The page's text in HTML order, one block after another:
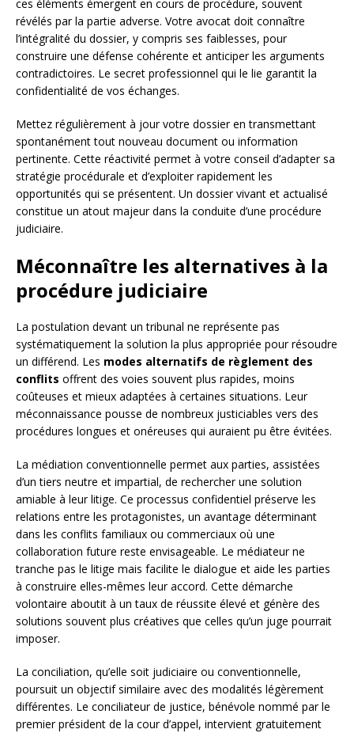
ces éléments émergent en cours de procédure, souvent
révélés par la partie adverse. Votre avocat doit connaître
l’intégralité du dossier, y compris ses faiblesses, pour
construire une défense cohérente et anticiper les arguments
contradictoires. Le secret professionnel qui le lie garantit la
confidentialité de vos échanges.
Mettez régulièrement à jour votre dossier en transmettant
spontanément tout nouveau document ou information
pertinente. Cette réactivité permet à votre conseil d’adapter sa
stratégie procédurale et d’exploiter rapidement les
opportunités qui se présentent. Un dossier vivant et actualisé
constitue un atout majeur dans la conduite d’une procédure
judiciaire.
Méconnaître les alternatives à la
procédure judiciaire
La postulation devant un tribunal ne représente pas
systématiquement la solution la plus appropriée pour résoudre
un différend. Les modes alternatifs de règlement des
conflits offrent des voies souvent plus rapides, moins
coûteuses et mieux adaptées à certaines situations. Leur
méconnaissance pousse de nombreux justiciables vers des
procédures longues et onéreuses qui auraient pu être évitées.
La médiation conventionnelle permet aux parties, assistées
d’un tiers neutre et impartial, de rechercher une solution
amiable à leur litige. Ce processus confidentiel préserve les
relations entre les protagonistes, un avantage déterminant
dans les conflits familiaux ou commerciaux où une
collaboration future reste envisageable. Le médiateur ne
tranche pas le litige mais facilite le dialogue et aide les parties
à construire elles-mêmes leur accord. Cette démarche
volontaire aboutit à un taux de réussite élevé et génère des
solutions souvent plus créatives que celles qu’un juge pourrait
imposer.
La conciliation, qu’elle soit judiciaire ou conventionnelle,
poursuit un objectif similaire avec des modalités légèrement
différentes. Le conciliateur de justice, bénévole nommé par le
premier président de la cour d’appel, intervient gratuitement